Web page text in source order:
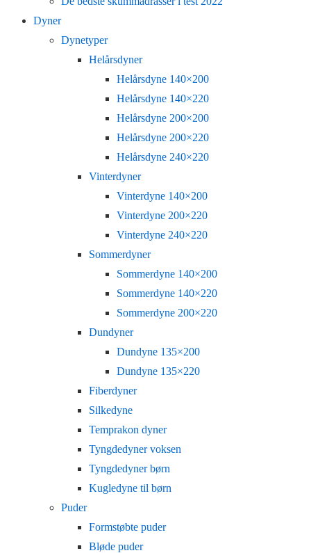
Dyner
Dynetyper
Helårsdyner
Helårsdyne 140×200
Helårsdyne 140×220
Helårsdyne 200×200
Helårsdyne 200×220
Helårsdyne 240×220
Vinterdyner
Vinterdyne 140×200
Vinterdyne 200×220
Vinterdyne 240×220
Sommerdyner
Sommerdyne 140×200
Sommerdyne 140×220
Sommerdyne 200×220
Dundyner
Dundyne 135×200
Dundyne 135×220
Fiberdyner
Silkedyne
Temprakon dyner
Tyngdedyner voksen
Tyngdedyner børn
Kugledyne til børn
Puder
Formstøbte puder
Bløde puder